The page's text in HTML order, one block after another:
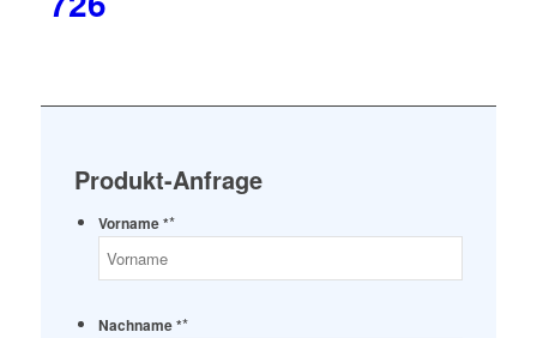
Produkt-Anfrage
Vorname **
Nachname **